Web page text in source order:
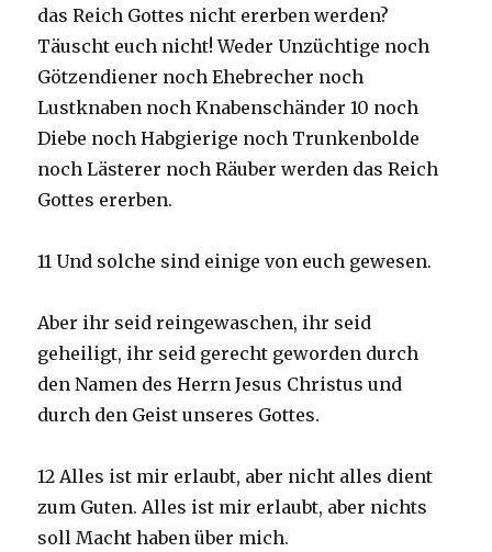
das Reich Gottes nicht ererben werden?
Täuscht euch nicht! Weder Unzüchtige noch
Götzendiener noch Ehebrecher noch
Lustknaben noch Knabenschänder 10 noch
Diebe noch Habgierige noch Trunkenbolde
noch Lästerer noch Räuber werden das Reich
Gottes ererben.
11 Und solche sind einige von euch gewesen.
Aber ihr seid reingewaschen, ihr seid
geheiligt, ihr seid gerecht geworden durch
den Namen des Herrn Jesus Christus und
durch den Geist unseres Gottes.
12 Alles ist mir erlaubt, aber nicht alles dient
zum Guten. Alles ist mir erlaubt, aber nichts
soll Macht haben über mich.